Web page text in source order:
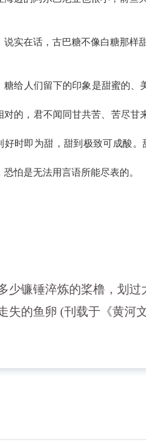
在话，古巴糖不像白糖那样甜
人们留下的印象是甜蜜的、美
对的，君不闻同甘共苦、苦尽甘
好时即为甜，甜到极致可成酸
恐怕是无法用言语所能尽表的。
少镰锤淬炼的桨橹，划过
失的鱼卵 (刊载于《黄河